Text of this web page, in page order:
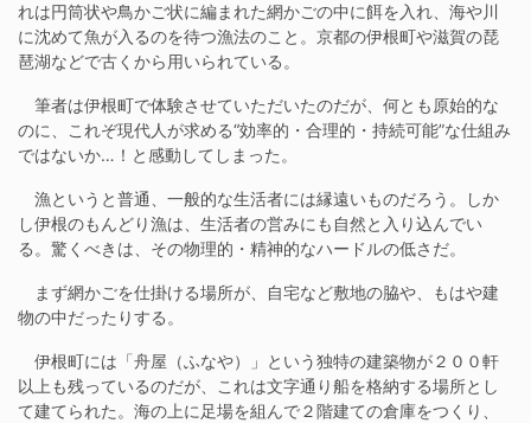
れは円筒状や鳥かご状に編まれた網かごの中に餌を入れ、海や川
に沈めて魚が入るのを待つ漁法のこと。京都の伊根町や滋賀の琵
琶湖などで古くから用いられている。
筆者は伊根町で体験させていただいたのだが、何とも原始的な
のに、これぞ現代人が求める“効率的・合理的・持続可能”な仕組み
ではないか…！と感動してしまった。
漁というと普通、一般的な生活者には縁遠いものだろう。しか
し伊根のもんどり漁は、生活者の営みにも自然と入り込んでい
る。驚くべきは、その物理的・精神的なハードルの低さだ。
まず網かごを仕掛ける場所が、自宅など敷地の脇や、もはや建
物の中だったりする。
伊根町には「舟屋（ふなや）」という独特の建築物が２００軒
以上も残っているのだが、これは文字通り船を格納する場所とし
て建てられた。海の上に足場を組んで２階建ての倉庫をつくり、